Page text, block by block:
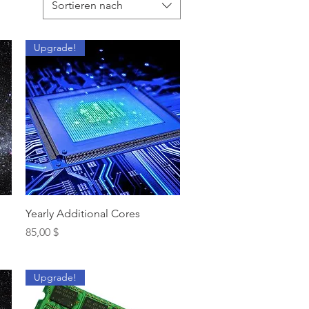
Sortieren nach
Schnellansicht
Upgrade!
Yearly Additional Cores
Preis
85,00 $
Upgrade!